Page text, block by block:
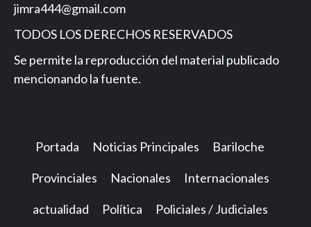
jimra444@gmail.com
TODOS LOS DERECHOS RESERVADOS
Se permite la reproducción del material publicado
mencionando la fuente.
Portada Noticias Principales Bariloche
Provinciales Nacionales Internacionales
actualidad Política Policiales / Judiciales